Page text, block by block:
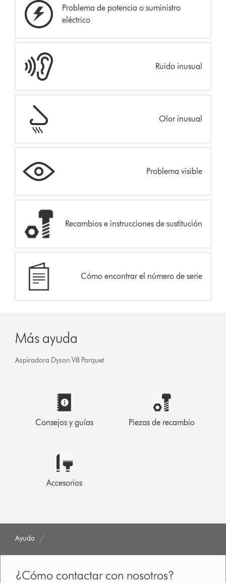
Problema de potencia o suministro
eléctrico
Ruido inusual
Olor inusual
Problema visible
Recambios e instrucciones de sustitución
Cómo encontrar el número de serie
Más ayuda
Aspiradora Dyson V8 Parquet
Consejos y guías Piezas de recambio
Accesorios
Ayuda
¿Cómo contactar con nosotros?